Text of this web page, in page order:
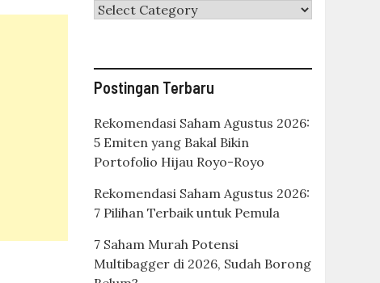
Categories
Postingan Terbaru
Rekomendasi Saham Agustus 2026:
5 Emiten yang Bakal Bikin
Portofolio Hijau Royo-Royo
Rekomendasi Saham Agustus 2026:
7 Pilihan Terbaik untuk Pemula
7 Saham Murah Potensi
Multibagger di 2026, Sudah Borong